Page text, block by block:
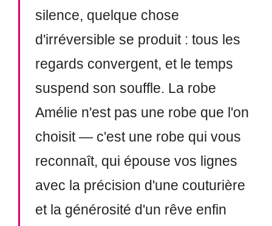
silence, quelque chose
d'irréversible se produit : tous les
regards convergent, et le temps
suspend son souffle. La robe
Amélie n'est pas une robe que l'on
choisit — c'est une robe qui vous
reconnaît, qui épouse vos lignes
avec la précision d'une couturière
et la générosité d'un rêve enfin